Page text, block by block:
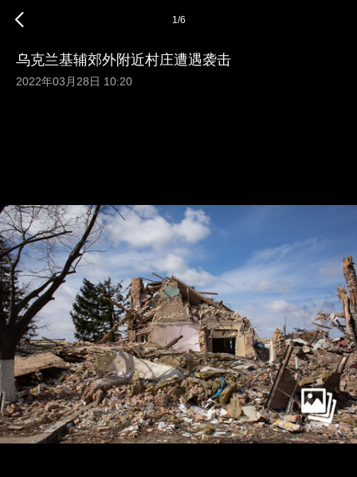
1/6
乌克兰基辅郊外附近村庄遭遇袭击
2022年03月28日 10:20